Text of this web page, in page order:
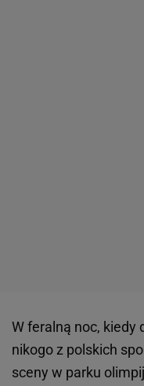
W feralną noc, kiedy
nikogo z polskich
sceny w parku